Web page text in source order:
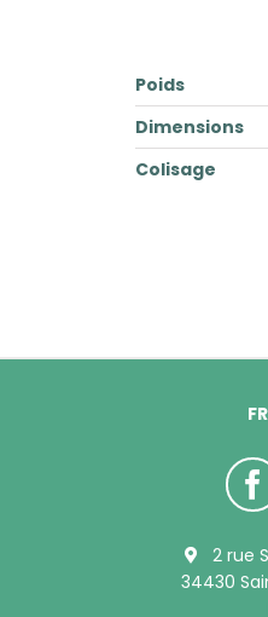
Poids
Dimensions
Colisage
2 rue
34430